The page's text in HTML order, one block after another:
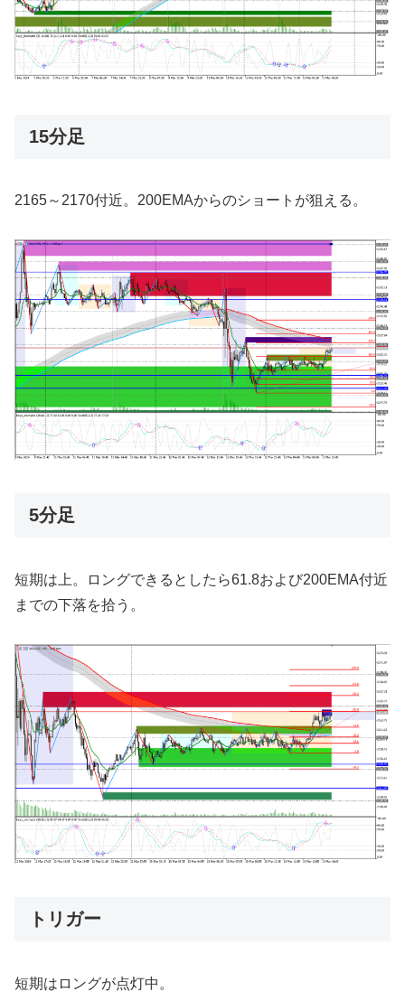
15分足
2165～2170付近。200EMAからのショートが狙える。
5分足
短期は上。ロングできるとしたら61.8および200EMA付近
までの下落を拾う。
トリガー
短期はロングが点灯中。